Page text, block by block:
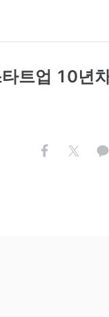
트업 10년